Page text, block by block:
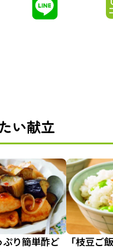
い献立
ぷり簡単酢ど
「枝豆ご